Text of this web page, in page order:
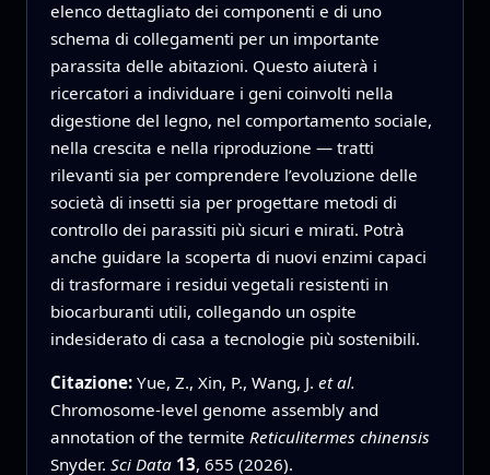
elenco dettagliato dei componenti e di uno
schema di collegamenti per un importante
parassita delle abitazioni. Questo aiuterà i
ricercatori a individuare i geni coinvolti nella
digestione del legno, nel comportamento sociale,
nella crescita e nella riproduzione — tratti
rilevanti sia per comprendere l’evoluzione delle
società di insetti sia per progettare metodi di
controllo dei parassiti più sicuri e mirati. Potrà
anche guidare la scoperta di nuovi enzimi capaci
di trasformare i residui vegetali resistenti in
biocarburanti utili, collegando un ospite
indesiderato di casa a tecnologie più sostenibili.
Citazione: Yue, Z., Xin, P., Wang, J. et al.
Chromosome-level genome assembly and
annotation of the termite Reticulitermes chinensis
Snyder. Sci Data 13, 655 (2026).